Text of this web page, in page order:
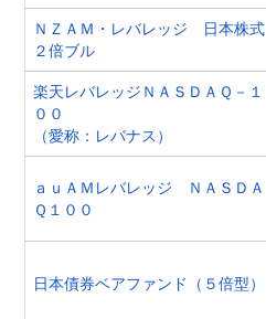
ＮＺＡＭ・レバレッジ 日本株式
２倍ブル
楽天レバレッジＮＡＳＤＡＱ－１
００
（愛称：レバナス）
ａｕＡＭレバレッジ ＮＡＳＤＡ
Ｑ１００
日本債券ベアファンド（５倍型）